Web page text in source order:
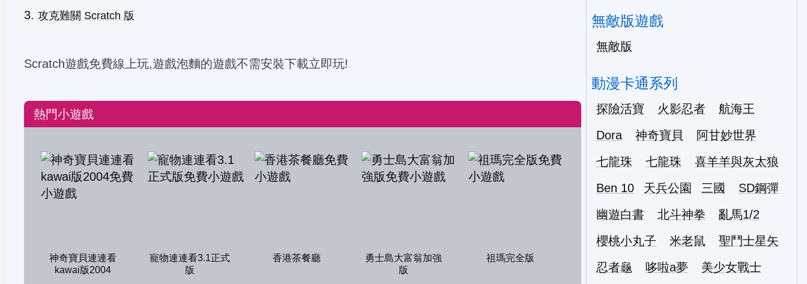
攻克難關 Scratch 版
Scratch遊戲免費線上玩,遊戲泡麵的遊戲不需安裝下載立即玩!
熱門小遊戲
神奇寶貝連連看
kawai版2004
寵物連連看3.1正式
版
香港茶餐廳
勇士島大富翁加強
版
祖瑪完全版
無敵版遊戲
無敵版
動漫卡通系列
探險活寶 火影忍者
航海王
Dora
神奇寶貝
阿甘妙世界
七龍珠
七龍珠
喜羊羊與灰太狼
Ben 10
天兵公園 三國
SD鋼彈
幽遊白書
北斗神拳
亂馬1/2
櫻桃小丸子
米老鼠
聖鬥士星矢
忍者龜
哆啦a夢
美少女戰士